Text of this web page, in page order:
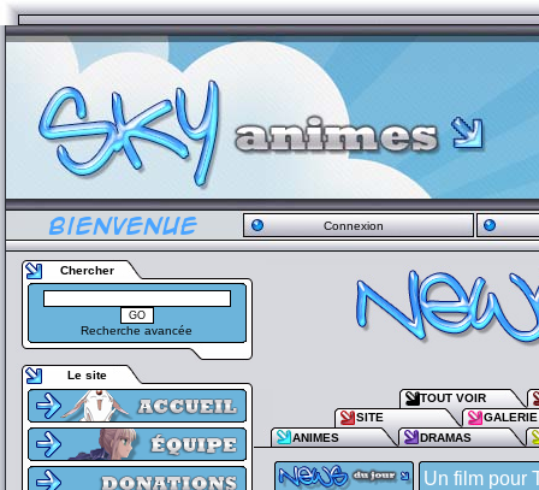
Connexion
Chercher
Recherche avancée
Le site
TOUT VOIR
SITE
GALERIE
ANIMES
DRAMAS
Un film pour